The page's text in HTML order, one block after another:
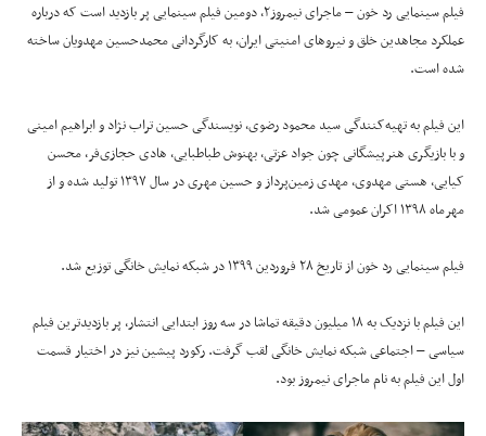
فیلم سینمایی رد خون – ماجرای نیمروز۲، دومین فیلم سینمایی پر بازدید است که درباره
عملکرد مجاهدین خلق و نیروهای امنیتی ایران، به کارگردانی محمدحسین مهدویان ساخته
شده است.
این فیلم به تهیه‌کنندگی سید محمود رضوی، نویسندگی حسین تراب نژاد و ابراهیم امینی
و با بازیگری هنرپیشگانی چون جواد عزتی، بهنوش طباطبایی، هادی حجازی‌فر، محسن
کیایی، هستی مهدوی، مهدی زمین‌پرداز و حسین مهری در سال ۱۳۹۷ تولید شده و از
مهرماه ۱۳۹۸ اکران عمومی شد.
فیلم سینمایی رد خون از تاریخ ۲۸ فروردین ۱۳۹۹ در شبکه نمایش خانگی توزیع شد.
این فیلم با نزدیک به ۱۸ میلیون دقیقه تماشا در سه روز ابتدایی انتشار، پر بازدیدترین فیلم
سیاسی – اجتماعی شبکه نمایش خانگی لقب گرفت. رکورد پیشین نیز در اختیار قسمت
اول این فیلم به نام ماجرای نیمروز بود.